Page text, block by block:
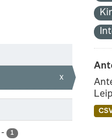
x
- 1